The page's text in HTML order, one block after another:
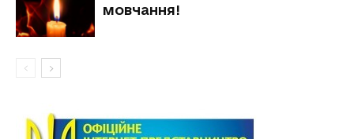
мовчання!